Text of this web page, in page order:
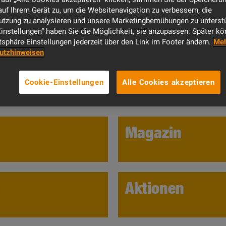
ist es uns ein Anliegen, Sie über Neuigkeiten zu
für Gespräche zur Verfügung stehen. Unsere VHV-
interessanten Gesprächen und Kontakten sowie
Sie Informationen rund um das Thema Bau und
Magazin
Aktionen
Ihrem Gerät zu, um die Websitenavigation zu verbessern, die
zu analysieren und unsere Marketingbemühungen zu
haben Sie die Möglichkeit, sie anzupassen. Später
Einstellungen jederzeit über den Link im Footer ändern.
Alle Cookies akzeptieren
Cookie-Einstellungen